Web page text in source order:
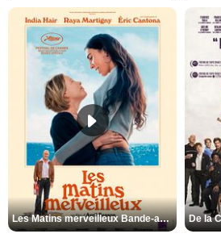
Les Matins merveilleux Bande-annonce VF